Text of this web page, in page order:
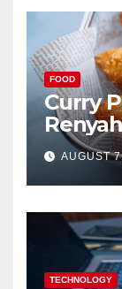
FOOD
Curry
AUGUST
TECHNOLOGY